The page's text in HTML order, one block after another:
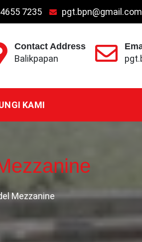
7235 pgt.bpn@gmail.com
Contact Address
Balikpapan
KAMI
Mezzanine